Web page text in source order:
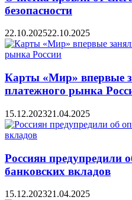
безопасности
22.10.202522.10.2025
Карты «Мир» впервые
платежного рынка
15.12.202321.04.2025
Россиян предупредили
банковских вкладов
15.12.202321.04.2025